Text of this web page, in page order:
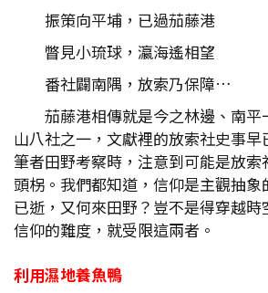
振策向平埔，已過茄藤港
瞥見小琉球，瀛海遙相望
番社闢南隅，放索乃保障…
茄藤港相傳就是今之林邊、南
山八社之一，文獻裡的放索社史事早
筆者田野考察時，注意到可能是放
頭柺。我們都知道，信仰是主觀抽象
已逝，又何來田野？豈不是得穿越
信仰的難度，就受限這兩者。
利用濕地養魚鴨